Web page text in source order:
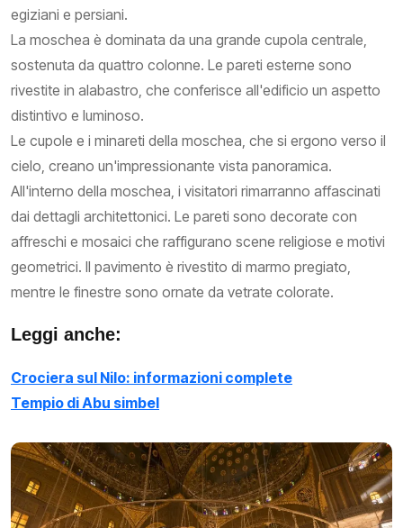
egiziani e persiani.
La moschea è dominata da una grande cupola centrale,
sostenuta da quattro colonne. Le pareti esterne sono
rivestite in alabastro, che conferisce all'edificio un aspetto
distintivo e luminoso.
Le cupole e i minareti della moschea, che si ergono verso il
cielo, creano un'impressionante vista panoramica.
All'interno della moschea, i visitatori rimarranno affascinati
dai dettagli architettonici. Le pareti sono decorate con
affreschi e mosaici che raffigurano scene religiose e motivi
geometrici. Il pavimento è rivestito di marmo pregiato,
mentre le finestre sono ornate da vetrate colorate.
Leggi anche:
Crociera sul Nilo: informazioni complete
Tempio di Abu simbel